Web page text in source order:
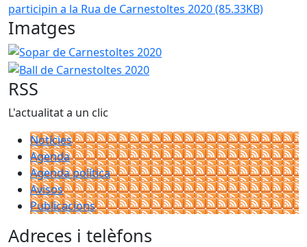
participin a la Rua de Carnestoltes 2020(85.33KB)
Imatges
Sopar de Carnestoltes 2020 Ball de Carnestoltes 2020
RSS
L'actualitat a un clic
Notícies
Agenda
Agenda política
Avisos
Publicacions
Adreces i telèfons